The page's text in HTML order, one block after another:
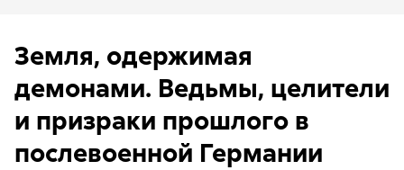
Земля, одержимая
демонами. Ведьмы, целители
и призраки прошлого в
послевоенной Германии